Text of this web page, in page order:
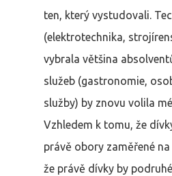
ten, který vystudovali.
(elektrotechnika,
vybrala většina
služeb (gastronomie,
služby) by znovu volila
Vzhledem k tomu, že
právě obory zaměřené
že právě dívky by